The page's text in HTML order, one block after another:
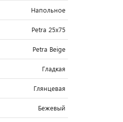
Напольное
Petra 25x75
Petra Beige
Гладкая
Глянцевая
Бежевый